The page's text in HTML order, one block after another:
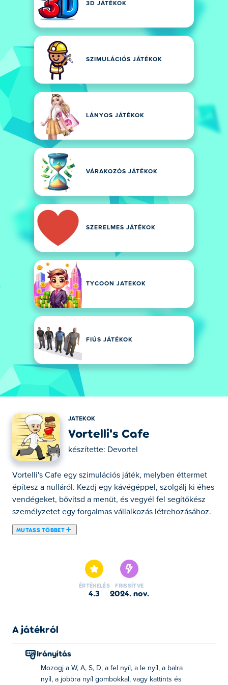
3D JÁTÉKOK
SZIMULÁCIÓS JÁTÉKOK
LÁNYOS JÁTÉKOK
VÁRAKOZÓS JÁTÉKOK
SZERELMES JÁTÉKOK
TYCOON JATEKOK
FIÚS JÁTÉKOK
JATEKOK
Vortelli's Cafe
készítette: Devortel
Vortelli's Cafe egy szimulációs játék, melyben éttermet
építesz a nulláról. Kezdj egy kávégéppel, szolgálj ki éhes
vendégeket, bővítsd a menüt, és vegyél fel segítőkész
személyzetet egy forgalmas vállalkozás létrehozásához.
MUTASS TÖBBET
működtetését! Kezdje csupán egy asztallal és egy
kávéfőzővel, szolgálja ki az ügyfeleket, és fokozatosan
bővítse étlapját új receptek feloldásával. Béreljen fel
vonzzon, és folytassa vállalkozása bővítését több asztal
térképen szétszórt sütiket gyűjteni, hogy esélye legyen
különdíjak megnyerésére! Tudod kávézódat a város
legsikeresebb helyszínévé alakítani?
ÉRTÉKELÉS
4.3
FRISSÍTVE
2024. nov.
A játékról
Irányítás
Mozogj a W, A, S, D, a fel nyíl, a le nyíl, a balra
nyíl, a jobbra nyíl gombokkal, vagy kattints és